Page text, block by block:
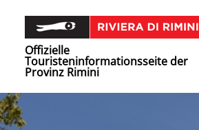
Offizielle
Touristeninformationsseite der
Provinz Rimini